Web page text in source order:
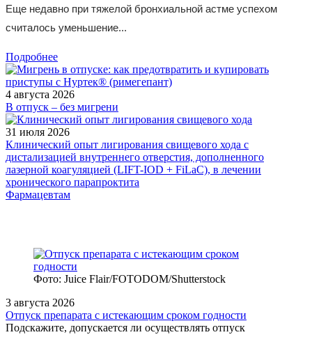
Еще недавно при тяжелой бронхиальной астме успехом
считалось уменьшение...
Подробнее
4 августа 2026
В отпуск – без мигрени
31 июля 2026
Клинический опыт лигирования свищевого хода с
дистализацией внутреннего отверстия, дополненного
лазерной коагуляцией (LIFT-IOD + FiLaC), в лечении
хронического парапроктита
Фармацевтам
Фото: Juice Flair/FOTODOM/Shutterstoсk
3 августа 2026
Отпуск препарата с истекающим сроком годности
Подскажите, допускается ли осуществлять отпуск